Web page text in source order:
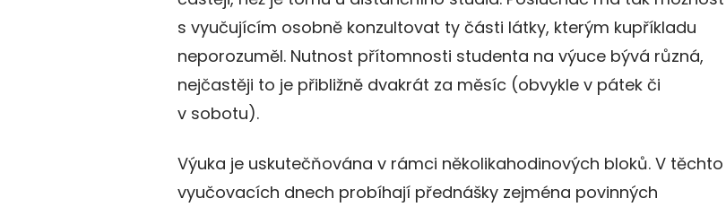
s vyučujícím osobně konzultovat ty části látky, kterým kupříkladu
neporozuměl. Nutnost přítomnosti studenta na výuce bývá různá,
nejčastěji to je přibližně dvakrát za měsíc (obvykle v pátek či
v sobotu).
Výuka je uskutečňována v rámci několikahodinových bloků. V těchto
vyučovacích dnech probíhají přednášky zejména povinných